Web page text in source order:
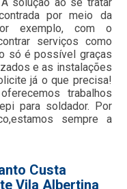
por meio da
exemplo, com o
serviços como
só é possível graças
e as instalações
já o que precisa!
trabalhos
para soldador. Por
sempre a
Custa
Vila Albertina